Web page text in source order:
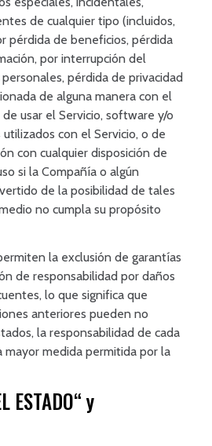
de cualquier tipo (incluidos,
pérdida de beneficios, pérdida
por interrupción del
pérdida de privacidad
de alguna manera con el
usar el Servicio, software y/o
con el Servicio, o de
con cualquier disposición de
si la Compañía o algún
de la posibilidad de tales
no cumpla su propósito
la exclusión de garantías
de responsabilidad por daños
lo que significa que
anteriores pueden no
la responsabilidad de cada
mayor medida permitida por la
ESTADO“ y